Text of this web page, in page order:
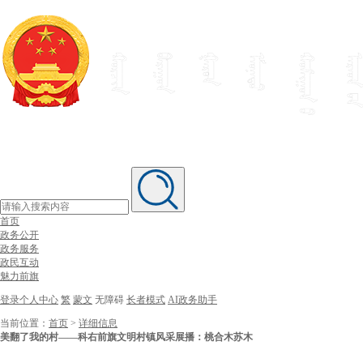
首页
政务公开
政务服务
政民互动
魅力前旗
登录个人中心 繁 蒙文 无障碍 长者模式 AI政务助手
当前位置： 首页 > 详细信息
美翻了我的村——科右前旗文明村镇风采展播：桃合木苏木